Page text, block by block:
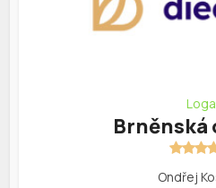
Loga
Brněnská
Ondřej